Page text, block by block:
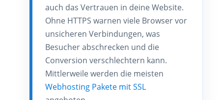
auch das Vertrauen in deine Website.
Ohne HTTPS warnen viele Browser vor
unsicheren Verbindungen, was
Besucher abschrecken und die
Conversion verschlechtern kann.
Mittlerweile werden die meisten
Webhosting Pakete mit SSL